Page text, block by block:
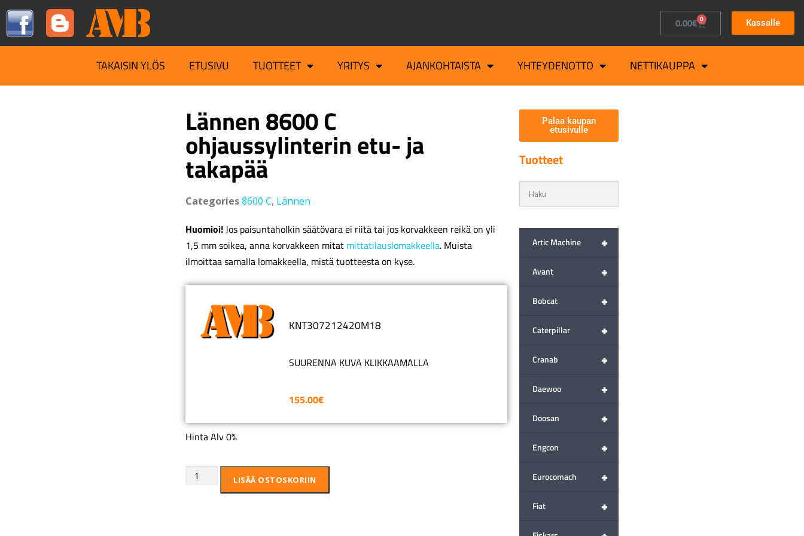
0.00€ 0 Kassalle
TAKAISIN YLÖS ETUSIVU TUOTTEET YRITYS AJANKOHTAISTA YHTEYDENOTTO NETTIKAUPPA
Lännen 8600 C
ohjaussylinterin etu- ja
takapää
Categories8600 C, Lännen
Huomioi!Jos paisuntaholkin säätövara ei riitä tai jos korvakkeen reikä on yli
1,5 mm soikea, anna korvakkeen mitat mittatilauslomakkeella. Muista
ilmoittaa samalla lomakkeella, mistä tuotteesta on kyse.
KNT307212420M18
SUURENNA KUVA KLIKKAAMALLA
155.00€
Hinta Alv 0%
LISÄÄ OSTOSKORIIN
Palaa kaupan
etusivulle
Tuotteet
+
Artic Machine
+
Avant
+
Bobcat
+
Caterpillar
+
Cranab
+
Daewoo
+
Doosan
+
Engcon
+
Eurocomach
+
Fiat